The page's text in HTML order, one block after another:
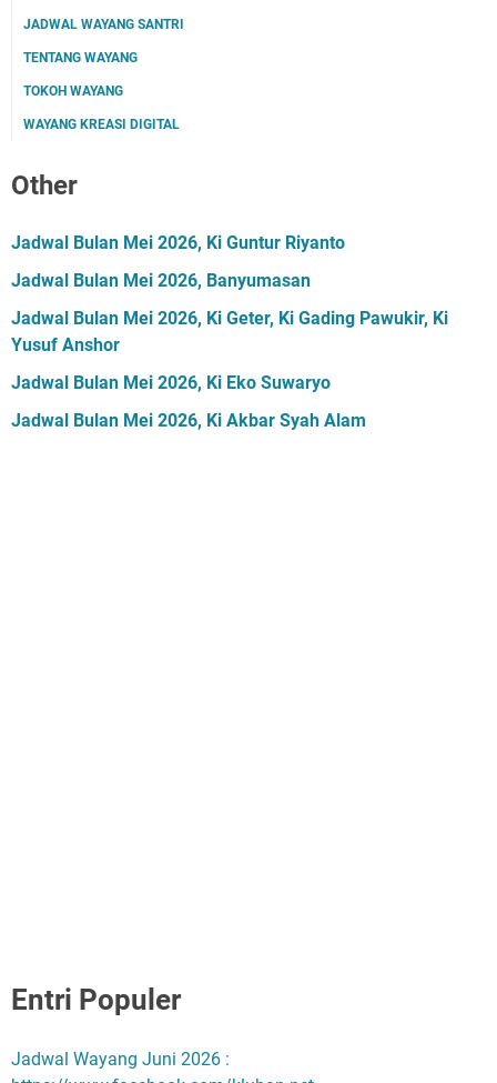
JADWAL WAYANG SANTRI
TENTANG WAYANG
TOKOH WAYANG
WAYANG KREASI DIGITAL
Other
Jadwal Bulan Mei 2026, Ki Guntur Riyanto
Jadwal Bulan Mei 2026, Banyumasan
Jadwal Bulan Mei 2026, Ki Geter, Ki Gading Pawukir, Ki
Yusuf Anshor
Jadwal Bulan Mei 2026, Ki Eko Suwaryo
Jadwal Bulan Mei 2026, Ki Akbar Syah Alam
Entri Populer
Jadwal Wayang Juni 2026 :